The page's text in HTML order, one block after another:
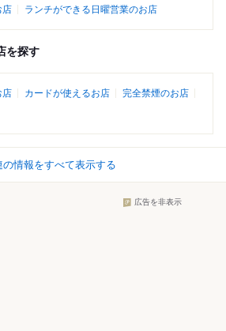
店 ランチができる日曜営業のお店
を探す
店 カードが使えるお店
完全禁煙のお店
の情報をすべて表示する
広告を非表示